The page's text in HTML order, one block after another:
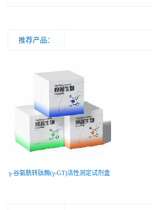
推荐产品：
γ-谷氨酰转肽酶(γ-GT)活性测定试剂盒